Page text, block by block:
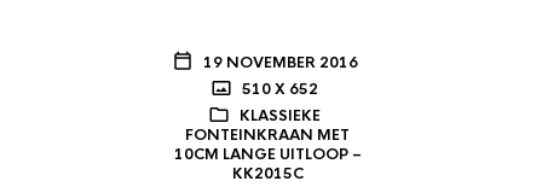
19 NOVEMBER 2016
510 X 652
KLASSIEKE
FONTEINKRAAN MET
10CM LANGE UITLOOP –
KK2015C